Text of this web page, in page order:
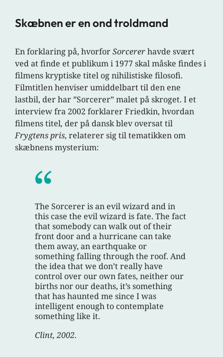
Skæbnen er en ond troldmand
En forklaring på, hvorforSorcererhavde svært
ved at finde et publikum i 1977 skal måske findes i
filmens kryptiske titel og nihilistiske filosofi.
Filmtitlen henviser umiddelbart til den ene
lastbil, der har ”Sorcerer” malet på skroget. I et
interview fra 2002 forklarer Friedkin, hvordan
filmens titel, der på dansk blev oversat til
Frygtens pris, relaterer sig til tematikken om
skæbnens mysterium:
The Sorcerer is an evil wizard and in
this case the evil wizard is fate. The fact
that somebody can walk out of their
front door and a hurricane can take
them away, an earthquake or
something falling through the roof. And
the idea that we don’t really have
control over our own fates, neither our
births nor our deaths, it’s something
that has haunted me since I was
intelligent enough to contemplate
something like it.
Clint, 2002.